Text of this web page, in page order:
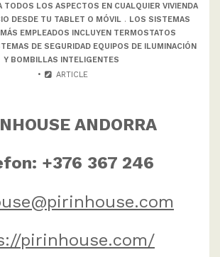
TODOS LOS ASPECTOS EN CUALQUIER VIVIENDA
DESDE TU TABLET O MÓVIL. LOS SISTEMAS
EMPLEADOS INCLUYEN TERMOSTATOS
DE SEGURIDAD EQUIPOS DE ILUMINACIÓN
Y BOMBILLAS INTELIGENTES
ARTICLE
ANDORRA
+376 367 246
pirinhouse.com/